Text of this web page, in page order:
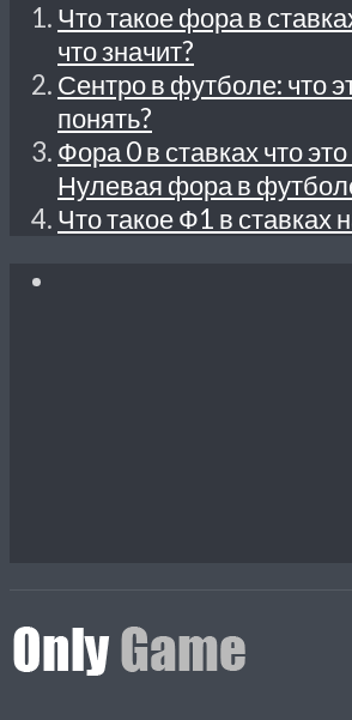
Что такое фора в
что значит?
Сентро в футболе: что
понять?
Фора 0 в ставках что
Нулевая фора в
Что такое Ф1 в ставках